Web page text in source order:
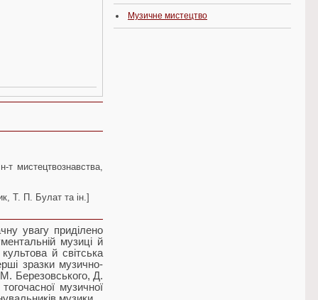
мистецтвознавства,
Т. П. Булат та ін.]
увагу приділено
музиці й
й світська
зразки музично-
Березовського, Д.
музичної
Музичне мистецтво